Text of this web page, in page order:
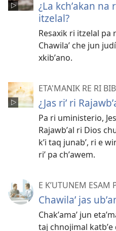
¿La kchʼakan na
itzelal?
Resaxik ri itzelal pa
Chawilaʼ che jun
xkibʼano.
ETA'MANIK RE RI
¿Jas riʼ ri
Pa ri uministerio,
Rajawbʼal ri Dios
kʼi taq junabʼ, ri e
riʼ pa chʼawem.
E KʼUTUNEM ESAM
Chawilaʼ jas
Chakʼamaʼ jun
taj chnojimal katbʼe